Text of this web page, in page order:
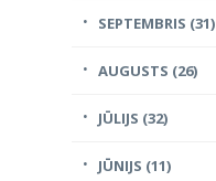
SEPTEMBRIS (31)
AUGUSTS (26)
JŪLIJS (32)
JŪNIJS (11)